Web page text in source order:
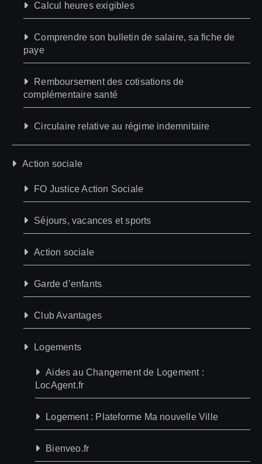
Calcul heures exigibles
Comprendre son bulletin de salaire, sa fiche de
paye
Remboursement des cotisations de
complémentaire santé
Circulaire relative au régime indemnitaire
Action sociale
FO Justice Action Sociale
Séjours, vacances et sports
Action sociale
Garde d’enfants
Club Avantages
Logements
Aides au Changement de Logement :
LocAgent.fr
Logement : Plateforme Ma nouvelle Ville
Bienveo.fr